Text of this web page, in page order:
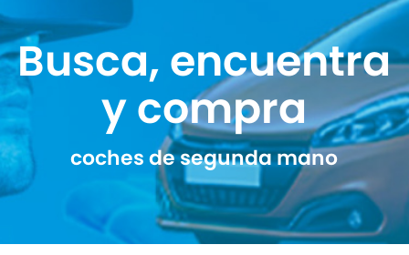
Busca, encuentra
y compra
coches de segunda mano